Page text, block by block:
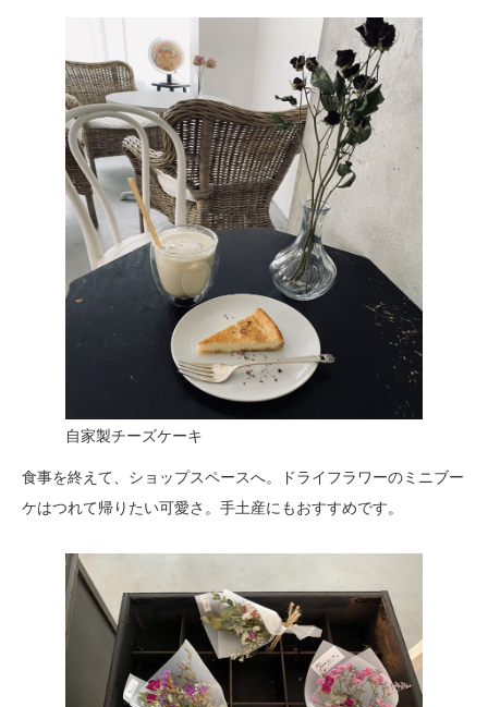
自家製チーズケーキ
食事を終えて、ショップスペースへ。ドライフラワーのミニブー
ケはつれて帰りたい可愛さ。手土産にもおすすめです。